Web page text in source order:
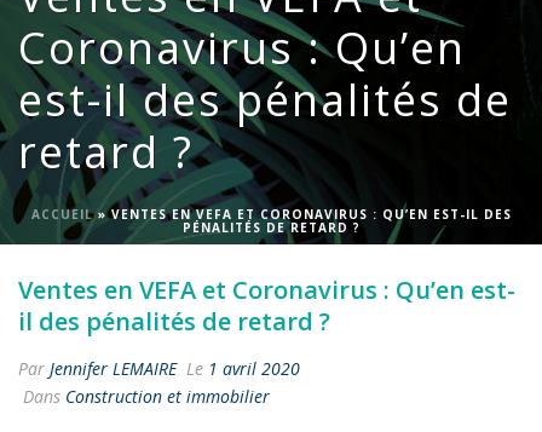
Coronavirus : Qu’en
est-il des pénalités de
retard ?
ACCUEIL»VENTES EN VEFA ET CORONAVIRUS : QU’EN EST-IL DES
PÉNALITÉS DE RETARD ?
Ventes en VEFA et Coronavirus : Qu’en est-
il des pénalités de retard ?
Par Jennifer LEMAIRE Le 1 avril 2020
Dans Construction et immobilier